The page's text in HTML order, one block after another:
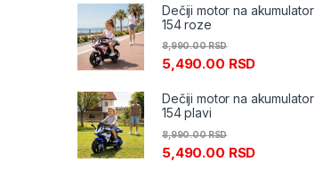
Dečiji motor na akumulator
154 roze
5,490.00 RSD
8,990.00RSD
Dečiji motor na akumulator
154 plavi
5,490.00 RSD
8,990.00RSD